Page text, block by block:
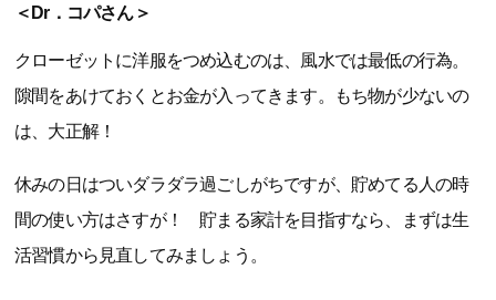
＜Dr．コパさん＞
クローゼットに洋服をつめ込むのは、風水では最低の行為。
隙間をあけておくとお金が入ってきます。もち物が少ないの
は、大正解！
休みの日はついダラダラ過ごしがちですが、貯めてる人の時
間の使い方はさすが！ 貯まる家計を目指すなら、まずは生
活習慣から見直してみましょう。